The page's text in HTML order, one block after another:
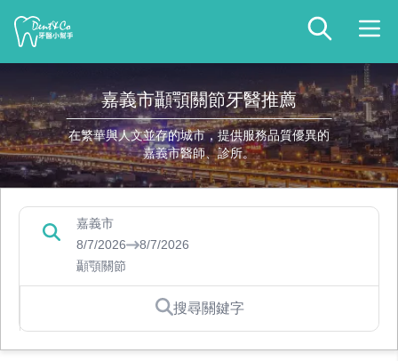
嘉義市顳顎關節牙醫推薦
在繁華與人文並存的城市，提供服務品質優異的
嘉義市醫師、診所。
嘉義市
8/7/2026
8/7/2026
顳顎關節
搜尋關鍵字